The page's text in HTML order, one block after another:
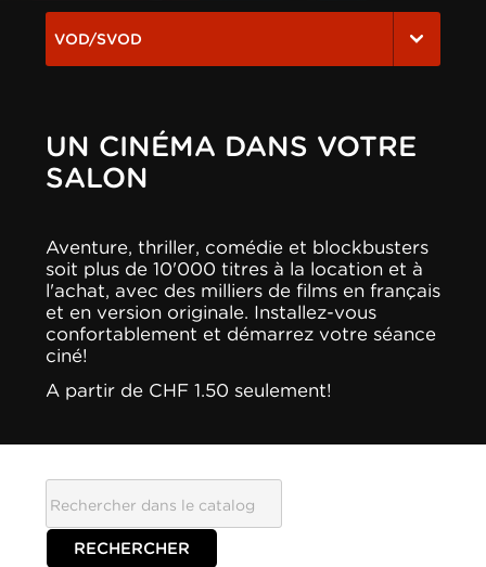
VOD/SVOD
UN CINÉMA DANS VOTRE
SALON
Aventure, thriller, comédie et blockbusters
soit plus de 10'000 titres à la location et à
l'achat, avec des milliers de films en français
et en version originale. Installez-vous
confortablement et démarrez votre séance
ciné!
A partir de CHF 1.50 seulement!